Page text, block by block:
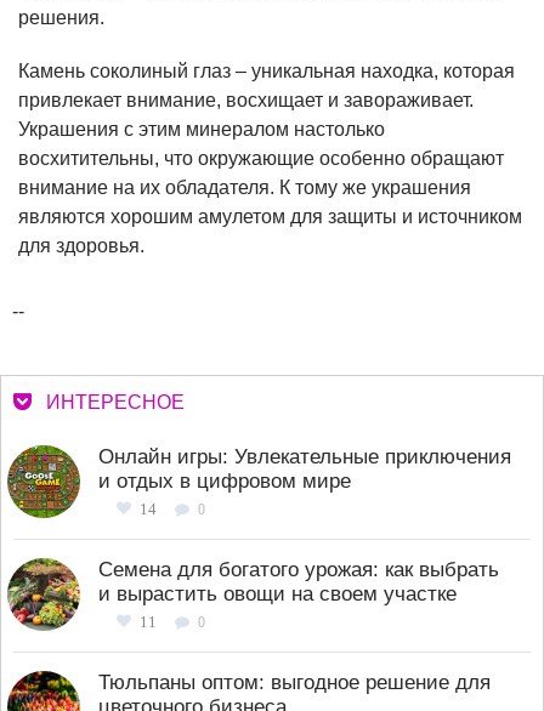
решения.
Камень соколиный глаз – уникальная находка, которая
привлекает внимание, восхищает и завораживает.
Украшения с этим минералом настолько
восхитительны, что окружающие особенно обращают
внимание на их обладателя. К тому же украшения
являются хорошим амулетом для защиты и источником
для здоровья.
--
ИНТЕРЕСНОЕ
Онлайн игры: Увлекательные приключения
и отдых в цифровом мире
14 0
Семена для богатого урожая: как выбрать
и вырастить овощи на своем участке
11 0
Тюльпаны оптом: выгодное решение для